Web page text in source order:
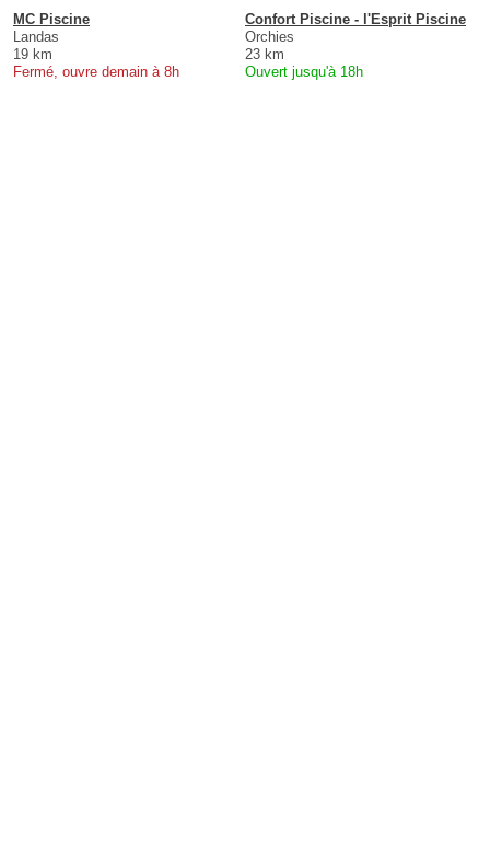
MC Piscine
Landas
19 km
Fermé, ouvre demain à 8h
Confort Piscine - l'Esprit Piscine
Orchies
23 km
Ouvert jusqu'à 18h